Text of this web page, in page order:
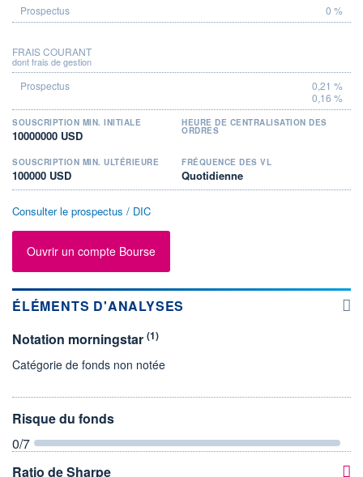
0 %
FRAIS COURANT
dont frais de gestion
0,21 %
0,16 %
SOUSCRIPTION MIN. INITIALE
10000000 USD
HEURE DE CENTRALISATION DES
ORDRES
SOUSCRIPTION MIN. ULTÉRIEURE
100000 USD
FRÉQUENCE DES VL
Quotidienne
Consulter le prospectus / DIC
Ouvrir un compte Bourse
ÉLÉMENTS D'ANALYSES
Notation morningstar (1)
Catégorie de fonds non notée
Risque du fonds
0/7
Ratio de Sharpe